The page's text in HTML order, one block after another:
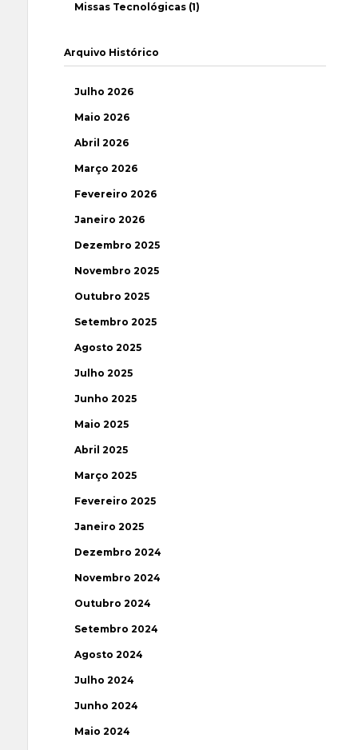
Missas Tecnológicas (1)
Arquivo Histórico
Julho 2026
Maio 2026
Abril 2026
Março 2026
Fevereiro 2026
Janeiro 2026
Dezembro 2025
Novembro 2025
Outubro 2025
Setembro 2025
Agosto 2025
Julho 2025
Junho 2025
Maio 2025
Abril 2025
Março 2025
Fevereiro 2025
Janeiro 2025
Dezembro 2024
Novembro 2024
Outubro 2024
Setembro 2024
Agosto 2024
Julho 2024
Junho 2024
Maio 2024